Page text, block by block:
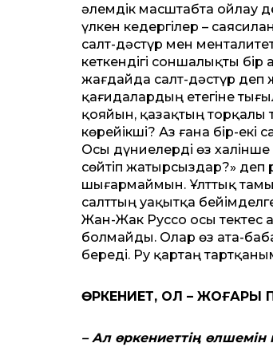
әлемдік масштабта ойлау
үлкен кедергілер –
салт-дәстүр мен
кеткендігі соншалықты бір
жағдайда салт-дәстүр деп
қағидалардың етегіне
қояйын, қазақтың торқалы
көрейікші? Аз ғана бір-екі
Осы дүниелерді өз халінше
сөйтіп жатырсыздар?» деп
шығар­май­мын. Ұлттық
салттың уақытқа
Жан-Жак Руссо осы тектес
болмайды. Олар өз ата-
береді. Ру қартаң
ӨРКЕНИЕТ, ОЛ – ЖОҒАРЫ
– Ал өркениеттің өлшемін